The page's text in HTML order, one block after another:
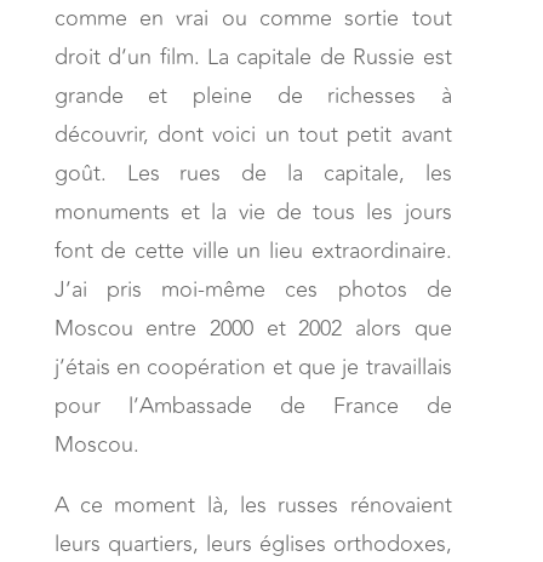
comme en vrai ou comme sortie tout
droit d’un film. La capitale de Russie est
grande et pleine de richesses à
découvrir, dont voici un tout petit avant
goût. Les rues de la capitale, les
monuments et la vie de tous les jours
font de cette ville un lieu extraordinaire.
J’ai pris moi-même ces photos de
Moscou entre 2000 et 2002 alors que
j’étais en coopération et que je travaillais
pour l’Ambassade de France de
Moscou.
A ce moment là, les russes rénovaient
leurs quartiers, leurs églises orthodoxes,